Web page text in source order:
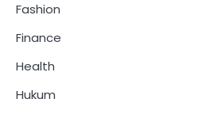
Fashion
Finance
Health
Hukum